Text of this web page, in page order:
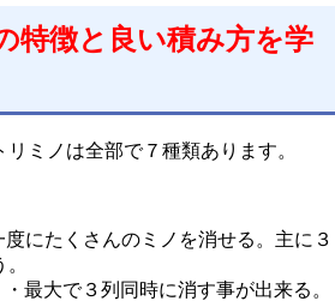
特徴と良い積み方を学
ミノは全部で７種類あります。
度にたくさんのミノを消せる。主に３
・最大で３列同時に消す事が出来る。